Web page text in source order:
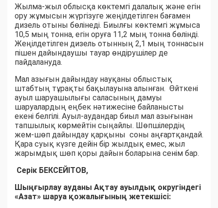
Жылма-жыл облысқа көктемгі далалық және егін
ору жұмысын жүргізуге жеңілдетілген бағамен
дизель отыны бөлінеді. Биылғы көктемгі жұмыса
10,5 мың тонна, егін оруға 11,2 мың тонна бөлінді.
Жеңілдетілген дизель отынның 2,1 мың тоннасын
пішен дайындаушы тауар өндірушілер де
пайдалануда.
Мал азығын дайындау науқаны облыстық
штабтың тұрақты бақылауына алынған. Өйткені
ауыл шаруашылығы саласының дамуы
шаруалардың еңбек нәтижесіне байланысты
екені белгілі. Ауыл-аудандар биыл мал азығынан
тапшылық көрмейтін сыңайлы. Шөпшілердің
жем-шөп дайындау қарқыны соны аңғартқандай.
Қара суық күзге дейін бір жылдық емес, жыл
жарымдық шөп қоры дайын боларына сенім бар.
Серік БЕКСЕЙІТОВ,
Шыңғырлау ауданы Ақтау ауылдық округіндегі
«Азат» шаруа қожалығының жетекшісі: